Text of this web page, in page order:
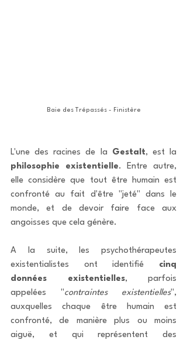
Baie des Trépassés - Finistère
L'une des racines de la Gestalt
philosophie existentielle. Entre autre,
elle considère que tout être humain est
confronté au fait d'être "jeté" dans le
monde, et de devoir faire face aux
angoisses que cela génère.
A la suite, les psychothérapeutes
existentialistes ont identifié cinq
données existentielles, parfois
appelées "contraintes existentielles",
auxquelles chaque être humain est
confronté, de manière plus ou moins
aiguë, et qui représentent des